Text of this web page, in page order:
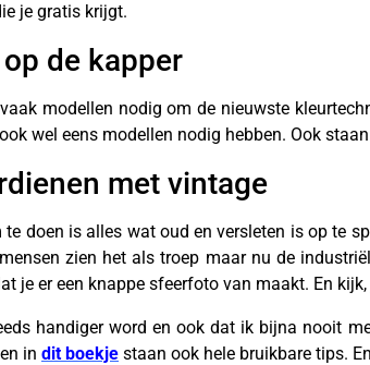
je gratis krijgt.
de kapper
modellen nodig om de nieuwste
wel eens modellen nodig hebben. Ook
met vintage
te doen is alles wat oud en versleten is op te
zien het als troep maar nu de
je er een knappe sfeerfoto van maakt. En
handiger word en ook dat ik bijna nooit
in dit boekje staan ook hele bruikbare tips.